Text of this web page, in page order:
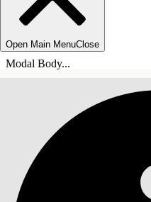
Open Main MenuClose
Modal Body...